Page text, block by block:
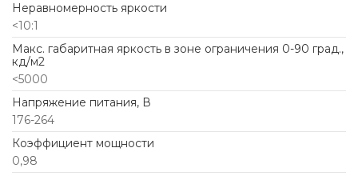
Неравномерность яркости
<10:1
Макс. габаритная яркость в зоне ограничения 0-90 град.,
кд/м2
<5000
Напряжение питания, В
176-264
Коэффициент мощности
0,98